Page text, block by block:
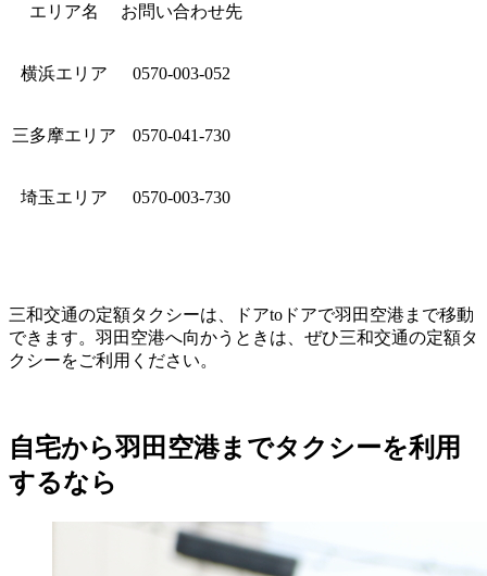
エリア名 お問い合わせ先
横浜エリア 0570-003-052
三多摩エリア 0570-041-730
埼玉エリア 0570-003-730
三和交通の定額タクシーは、ドアtoドアで羽田空港まで移動
できます。羽田空港へ向かうときは、ぜひ三和交通の定額タ
クシーをご利用ください。
自宅から羽田空港までタクシーを利用
するなら